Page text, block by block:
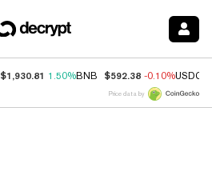
$1,930.81 1.50%BNB $592.38 -0.10%USDC
Price data by